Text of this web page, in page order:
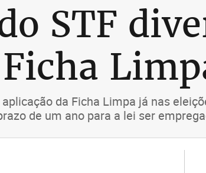
STF
da Ficha Limpa já nas
de um ano para a lei ser